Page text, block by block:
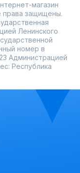
магазин
права защищены.
Ленинского
номер в
Администрацией
Республика